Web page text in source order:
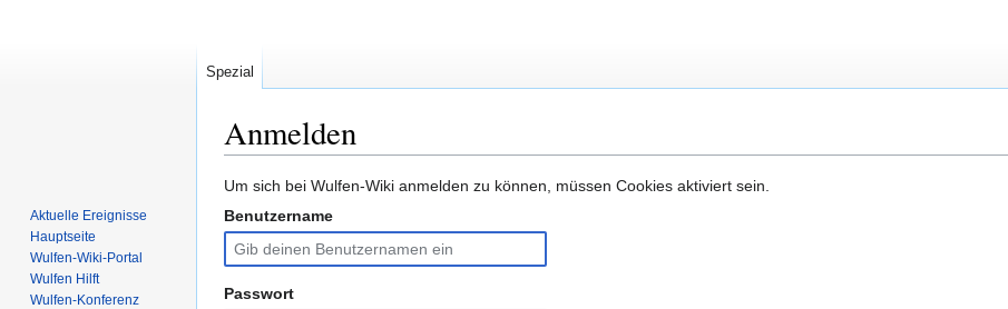
Anmelden
Zur
Navigation
springen
Zur
Suche
springen
Um sich bei Wulfen-Wiki anmelden zu können, müssen Cookies aktiviert sein.
Benutzername
Passwort
Spezial
Aktuelle Ereignisse
Hauptseite
Wulfen-Wiki-Portal
Wulfen Hilft
Wulfen-Konferenz